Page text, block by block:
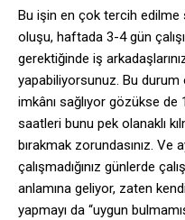
Bu işin en çok tercih edilme
oluşu, haftada 3-4 gün
gerektiğinde iş
yapabiliyorsunuz. Bu durum
imkânı sağlıyor gözükse
saatleri bunu pek olanaklı
bırakmak zorundasınız. Ve
çalışmadığınız günlerde
anlamına geliyor, zaten
yapmayı da “uygun